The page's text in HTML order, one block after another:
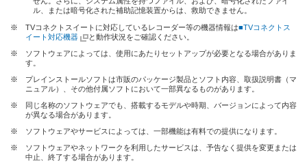
ル、または暗号化された補助記憶装置からは、救助できません。
※ TVコネクトスイートに対応しているレコーダー等の機器情報は■TVコネクトス
イート対応機器
と動作状況をご確認ください。
※
ソフトウェアによっては、使用にあたりセットアップが必要となる場合がありま
す。
※
プレインストールソフトは市販のパッケージ製品とソフト内容、取扱説明書（マ
ニュアル）、その他付属ソフトにおいて一部異なるものがあります。
※
同じ名称のソフトウェアでも、搭載するモデルや時期、バージョンによって内容
が異なる場合があります。
※
ソフトウェアやサービスによっては、一部機能は有料での提供になります。
※
ソフトウェアやネットワークを利用したサービスは、予告なく提供を変更または
中止、終了する場合があります。